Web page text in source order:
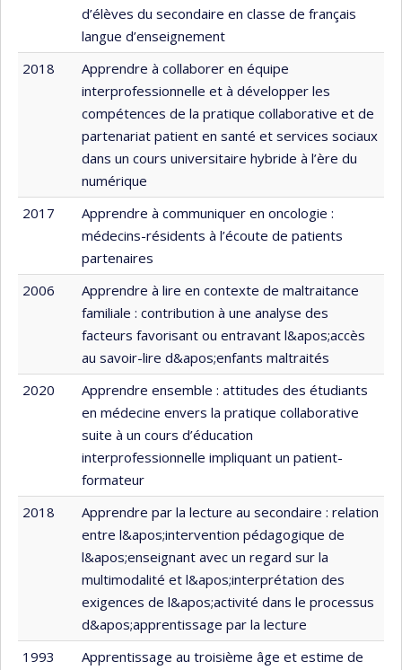
d’élèves du secondaire en classe de français
langue d’enseignement
2018
Apprendre à collaborer en équipe
interprofessionnelle et à développer les
compétences de la pratique collaborative et de
partenariat patient en santé et services sociaux
dans un cours universitaire hybride à l’ère du
numérique
2017
Apprendre à communiquer en oncologie :
médecins-résidents à l’écoute de patients
partenaires
2006
Apprendre à lire en contexte de maltraitance
familiale : contribution à une analyse des
facteurs favorisant ou entravant l&apos;accès
au savoir-lire d&apos;enfants maltraités
2020
Apprendre ensemble : attitudes des étudiants
en médecine envers la pratique collaborative
suite à un cours d’éducation
interprofessionnelle impliquant un patient-
formateur
2018
Apprendre par la lecture au secondaire : relation
entre l&apos;intervention pédagogique de
l&apos;enseignant avec un regard sur la
multimodalité et l&apos;interprétation des
exigences de l&apos;activité dans le processus
d&apos;apprentissage par la lecture
1993
Apprentissage au troisième âge et estime de